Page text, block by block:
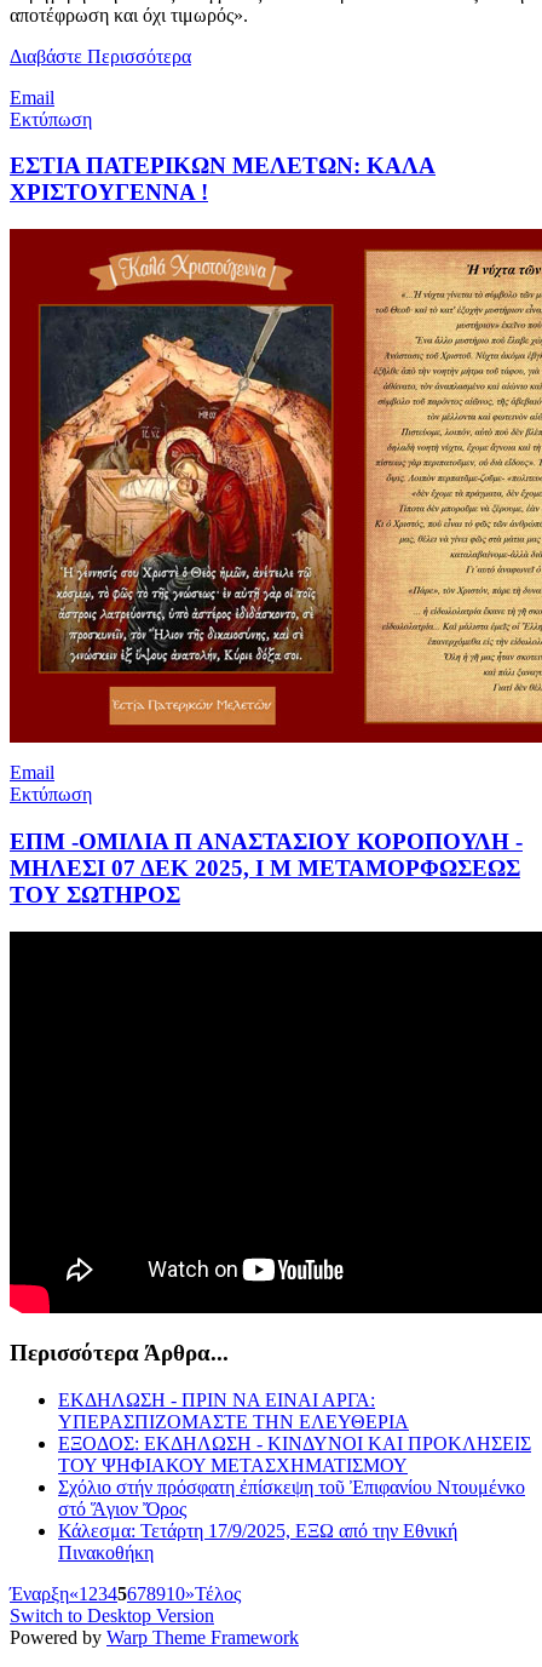
αποτέφρωση και όχι τιμωρός».
Διαβάστε Περισσότερα
Email
Εκτύπωση
ΕΣΤΙΑ ΠΑΤΕΡΙΚΩΝ ΜΕΛΕΤΩΝ: ΚΑΛΑ
ΧΡΙΣΤΟΥΓΕΝΝΑ !
Email
Εκτύπωση
ΕΠΜ -ΟΜΙΛΙΑ Π ΑΝΑΣΤΑΣΙΟΥ ΚΟΡΟΠΟΥΛΗ -
ΜΗΛΕΣΙ 07 ΔΕΚ 2025, Ι Μ ΜΕΤΑΜΟΡΦΩΣΕΩΣ
ΤΟΥ ΣΩΤΗΡΟΣ
Περισσότερα Άρθρα...
ΕΚΔΗΛΩΣΗ - ΠΡΙΝ ΝΑ ΕΙΝΑΙ ΑΡΓΑ:
ΥΠΕΡΑΣΠΙΖΟΜΑΣΤΕ ΤΗΝ ΕΛΕΥΘΕΡΙΑ
ΕΞΟΔΟΣ: ΕΚΔΗΛΩΣΗ - ΚΙΝΔΥΝΟΙ ΚΑΙ ΠΡΟΚΛΗΣΕΙΣ
ΤΟΥ ΨΗΦΙΑΚΟΥ ΜΕΤΑΣΧΗΜΑΤΙΣΜΟΥ
Σχόλιο στήν πρόσφατη ἐπίσκεψη τοῦ Ἐπιφανίου Ντουμένκο
στό Ἅγιον Ὄρος
Κάλεσμα: Τετάρτη 17/9/2025, ΕΞΩ από την Εθνική
Πινακοθήκη
Έναρξη«1 2345678910»Τέλος
Switch to Desktop Version
Powered by Warp Theme Framework